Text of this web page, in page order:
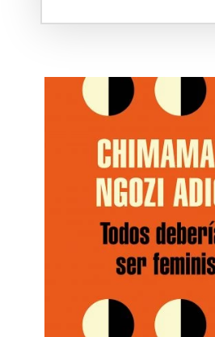
cojones. Cómo
éxito y el amor
natural.